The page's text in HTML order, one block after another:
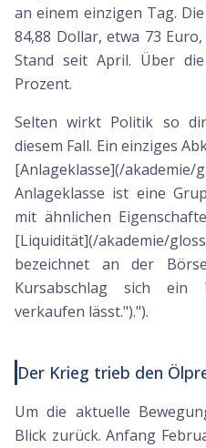
an einem einzigen Tag.
84,88 Dollar, etwa 73
Stand seit April. Über
Prozent.
Selten wirkt Politik so
diesem Fall. Ein einziges
[Anlageklasse](/
Anlageklasse ist eine
mit ähnlichen
[Liquidität](/akademie/
bezeichnet an der
Kursabschlag sich ein
verkaufen lässt.").").
Der Krieg trieb den
Um die aktuelle
Blick zurück. Anfang